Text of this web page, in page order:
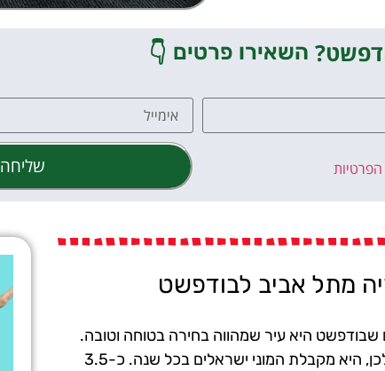
השאירו פרטים 👇
הפרטיות שליחה
מתל אביב לבודפשט
שבודפשט היא עיר שמהווה בחירה בטוחה וטובה.
בודפשט היא זולה, יש בה המון אטרקציות מכל הסוגים, היא נעימה לתיירים, ולכן, היא מקבלת המוני ישראלים בכל שנה. כ-3.5